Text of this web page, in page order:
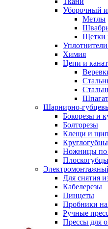
Уборочный
Метлы
Щетки
Химия
Цепи и
Шарнирно-
Бокорезы и
Болторезы
Клещи и
Ножницы по
Для снятия
Кабелерезы
Пинцеты
Пробники
Ручные
Прессы для